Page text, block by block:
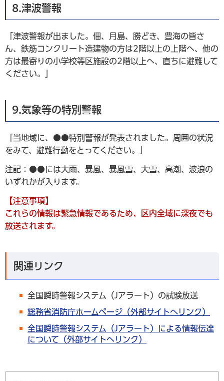
8.津波警報
「津波警報が出ました。佃、月島、勝どき、豊海の皆さ
ん、鉄筋コンクリート造建物の方は2階以上の上階へ、他の
方は最寄りの小学校等区施設の2階以上へ、直ちに避難して
ください。」
9.気象等の特別警報
「当地域に、●●特別警報が発表されました。周囲の状況
をみて、避難行動をとってください。」
注記：●●には大雨、暴風、暴風雪、大雪、高潮、波浪の
いずれかが入ります。
【注意事項】
これらの情報は緊急情報であるため、区内全域に深夜でも
放送されます。
関連リンク
全国瞬時警報システム（Jアラート）の試験放送
総務省消防庁ホームページ（外部サイトへリンク）
全国瞬時警報システム（Jアラート）による情報伝達
について（外部サイトへリンク）